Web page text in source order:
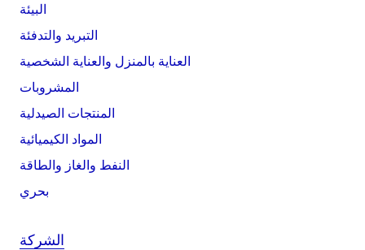
البيئة
التبريد والتدفئة
العناية بالمنزل والعناية الشخصية
المشروبات
المنتجات الصيدلية
المواد الكيميائية
النفط والغاز والطاقة
بحري
الشركة